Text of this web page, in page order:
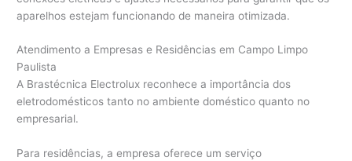
aparelhos estejam funcionando de maneira otimizada.
Atendimento a Empresas e Residências em Campo Limpo
Paulista
A Brastécnica Electrolux reconhece a importância dos
eletrodomésticos tanto no ambiente doméstico quanto no
empresarial.
Para residências, a empresa oferece um serviço